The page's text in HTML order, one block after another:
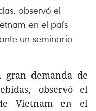
observó el
en el país
un seminario
demanda de
observó el
Vietnam en el